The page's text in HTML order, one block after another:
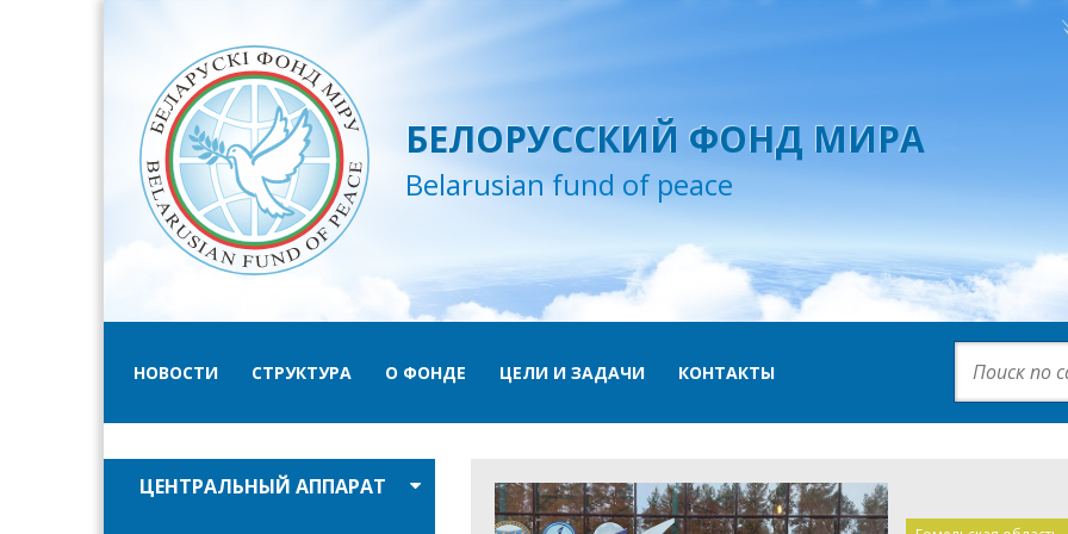
БЕЛОРУССКИЙ ФОНД МИРА
Belarusian fund of peace
НОВОСТИ СТРУКТУРА О ФОНДЕ ЦЕЛИ И ЗАДАЧИ КОНТАКТЫ
ЦЕНТРАЛЬНЫЙ АППАРАТ